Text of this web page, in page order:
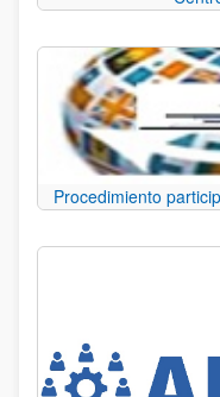
Procedimiento